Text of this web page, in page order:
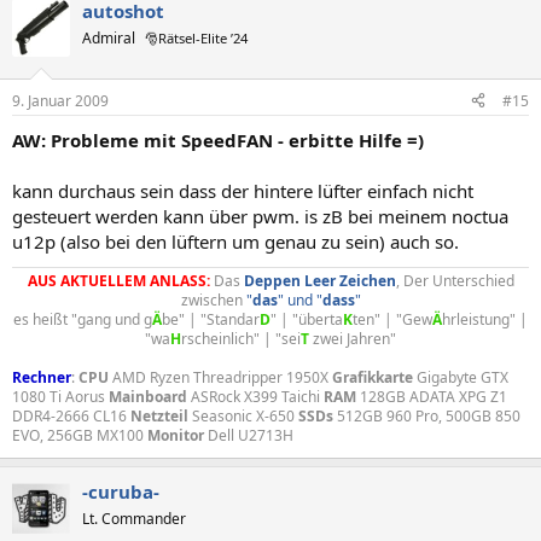
autoshot
Admiral 🎅Rätsel-Elite ’24
9. Januar 2009 #15
AW: Probleme mit SpeedFAN - erbitte Hilfe =)
kann durchaus sein dass der hintere lüfter einfach nicht
gesteuert werden kann über pwm. is zB bei meinem noctua
u12p (also bei den lüftern um genau zu sein) auch so.
AUS AKTUELLEM ANLASS:Das Deppen LeerZeichen, Der Unterschied
zwischen"das" und "dass"
es heißt "gang und gÄbe" | "StandarD" | "übertaKten" | "GewÄhrleistung" |
"waHrscheinlich" | "seiTzwei Jahren"​
Rechner:CPU AMD Ryzen Threadripper 1950XGrafikkarteGigabyte GTX
1080 Ti Aorus Mainboard ASRock X399 Taichi RAM 128GB ADATA XPG Z1
DDR4-2666 CL16 Netzteil Seasonic X-650SSDs 512GB 960 Pro, 500GB 850
EVO, 256GB MX100 Monitor Dell U2713H
-curuba-
Lt. Commander